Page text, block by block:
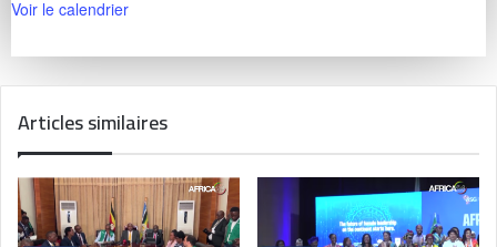
Voir le calendrier
Articles similaires